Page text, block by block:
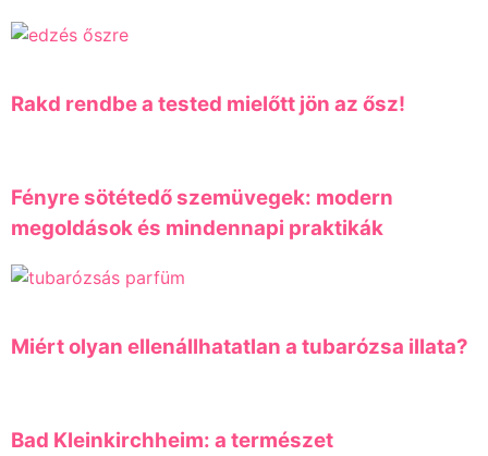
Rakd rendbe a tested mielőtt jön az ősz!
Fényre sötétedő szemüvegek: modern
megoldások és mindennapi praktikák
Miért olyan ellenállhatatlan a tubarózsa illata?
Bad Kleinkirchheim: a természet